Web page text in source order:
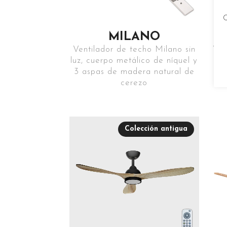
MILANO
Ventilador de techo Milano sin
luz, cuerpo metálico de níquel y
3 aspas de madera natural de
cerezo
Colección antigua